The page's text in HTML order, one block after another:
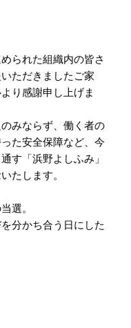
られた組織内の皆さ
ただきましたご家
り感謝申し上げま
みならず、働く者の
た安全保障など、今
す「浜野よしふみ」
たします。
選。
分かち合う日にした